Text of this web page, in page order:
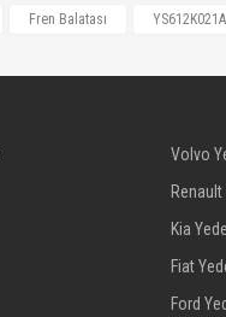
Fren Balatası
Volvo
Kia
Fiat
Ford